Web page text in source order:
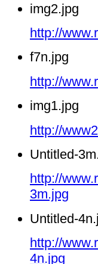
img2.jpg
http://
f7n.jpg
http://
img1.jpg
http://
Untitled-
http://
3m.jpg
Untitled-
http://
4n.jpg